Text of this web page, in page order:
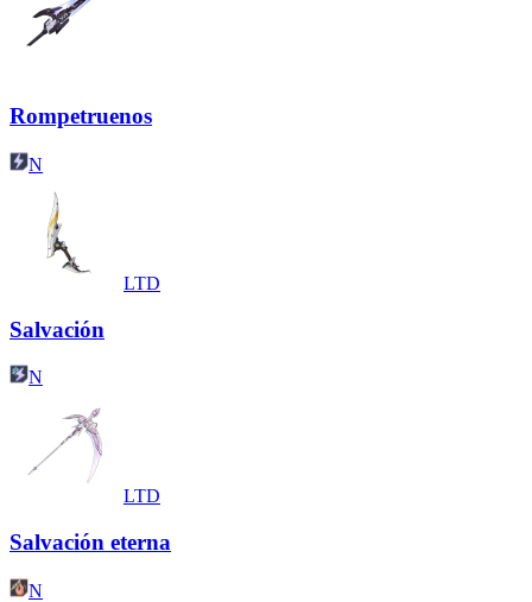
Rompetruenos
N
LTD
Salvación
N
LTD
Salvación eterna
N